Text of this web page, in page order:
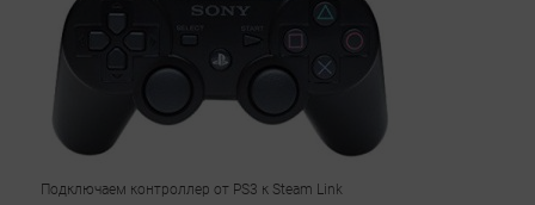
Подключаем контроллер от PS3 к Steam Link